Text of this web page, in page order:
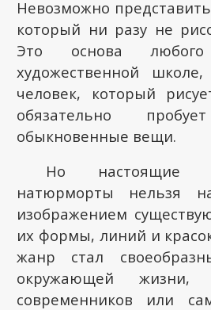
Невозможно
который ни разу не
Это основа
художественной
человек, который
обязательно
обыкновенные вещи.
Но настоящие
натюрморты нельзя
изображением
их формы, линий и
жанр стал
окружающей жизни,
современников или